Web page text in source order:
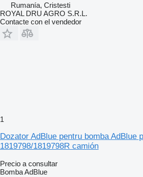
Rumanía, Cristesti
ROYAL DRU AGRO S.R.L.
Contacte con el vendedor
1
Dozator AdBlue pentru bomba AdBlue
1819798/1819798R camión
Precio a consultar
Bomba AdBlue